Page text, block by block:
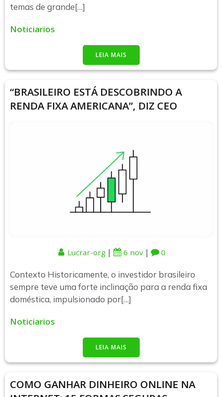
temas de grande[…]
Noticiarios
LEIA MAIS
“BRASILEIRO ESTÁ DESCOBRINDO A
RENDA FIXA AMERICANA”, DIZ CEO
Lucrar-org | 6 nov | 0
Contexto Historicamente, o investidor brasileiro
sempre teve uma forte inclinação para a renda fixa
doméstica, impulsionado por[…]
Noticiarios
LEIA MAIS
COMO GANHAR DINHEIRO ONLINE NA